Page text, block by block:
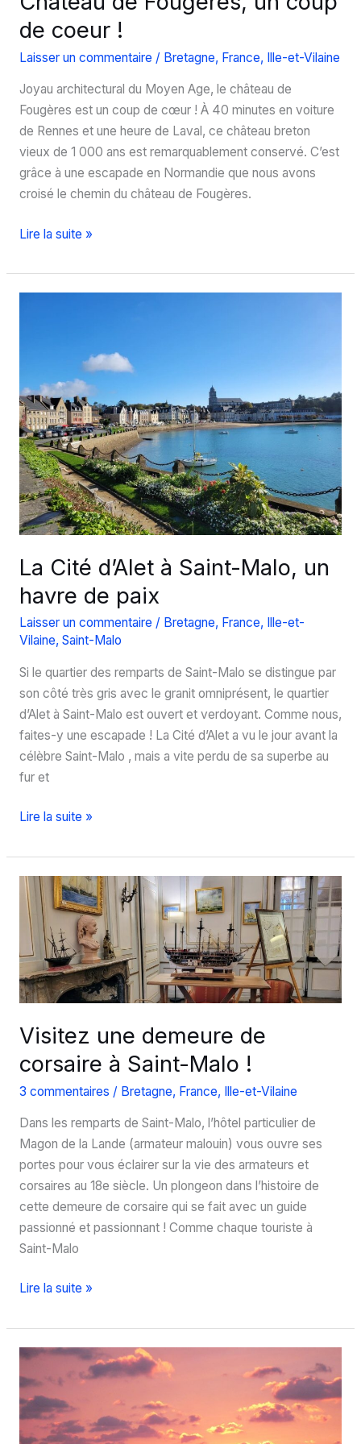
de coeur !
Laisser un commentaire / Bretagne, France, Ille-et-Vilaine
Joyau architectural du Moyen Age, le château de
Fougères est un coup de cœur ! À 40 minutes en voiture
de Rennes et une heure de Laval, ce château breton
vieux de 1 000 ans est remarquablement conservé. C’est
grâce à une escapade en Normandie que nous avons
croisé le chemin du château de Fougères.
Château
Fougères,
un
Lire la suite »
La Cité d’Alet à Saint-Malo, un
havre de paix
Laisser un commentaire / Bretagne, France,
Ille-et-
Vilaine, Saint-Malo
Si le quartier des remparts de Saint-Malo se distingue par
son côté très gris avec le granit omniprésent, le quartier
d’Alet à Saint-Malo est ouvert et verdoyant. Comme nous,
faites-y une escapade ! La Cité d’Alet a vu le jour avant la
célèbre Saint-Malo , mais a vite perdu de sa superbe au
fur et
La
d’Alet
à
Saint-
Malo,
un
havre
de
paix
Lire la suite »
Visitez une demeure de
corsaire à Saint-Malo !
3 commentaires / Bretagne, France, Ille-et-Vilaine
Dans les remparts de Saint-Malo, l’hôtel particulier de
Magon de la Lande (armateur malouin) vous ouvre ses
portes pour vous éclairer sur la vie des armateurs et
corsaires au 18e siècle. Un plongeon dans l’histoire de
cette demeure de corsaire qui se fait avec un guide
passionné et passionnant ! Comme chaque touriste à
Saint-Malo
Visitez
demeure
de
à
Saint-
Malo
Lire la suite »